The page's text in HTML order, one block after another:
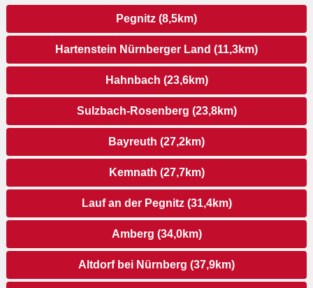
Pegnitz (8,5km)
Hartenstein Nürnberger Land (11,3km)
Hahnbach (23,6km)
Sulzbach-Rosenberg (23,8km)
Bayreuth (27,2km)
Kemnath (27,7km)
Lauf an der Pegnitz (31,4km)
Amberg (34,0km)
Altdorf bei Nürnberg (37,9km)